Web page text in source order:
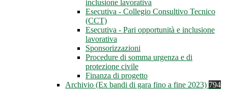
inclusione lavorativa
Esecutiva - Collegio Consultivo Tecnico
(CCT)
Esecutiva - Pari opportunità e inclusione
lavorativa
Sponsorizzazioni
Procedure di somma urgenza e di
protezione civile
Finanza di progetto
Archivio (Ex bandi di gara fino a fine 2023) 794